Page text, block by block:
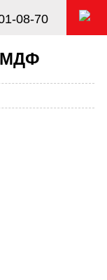
08-70
МДФ